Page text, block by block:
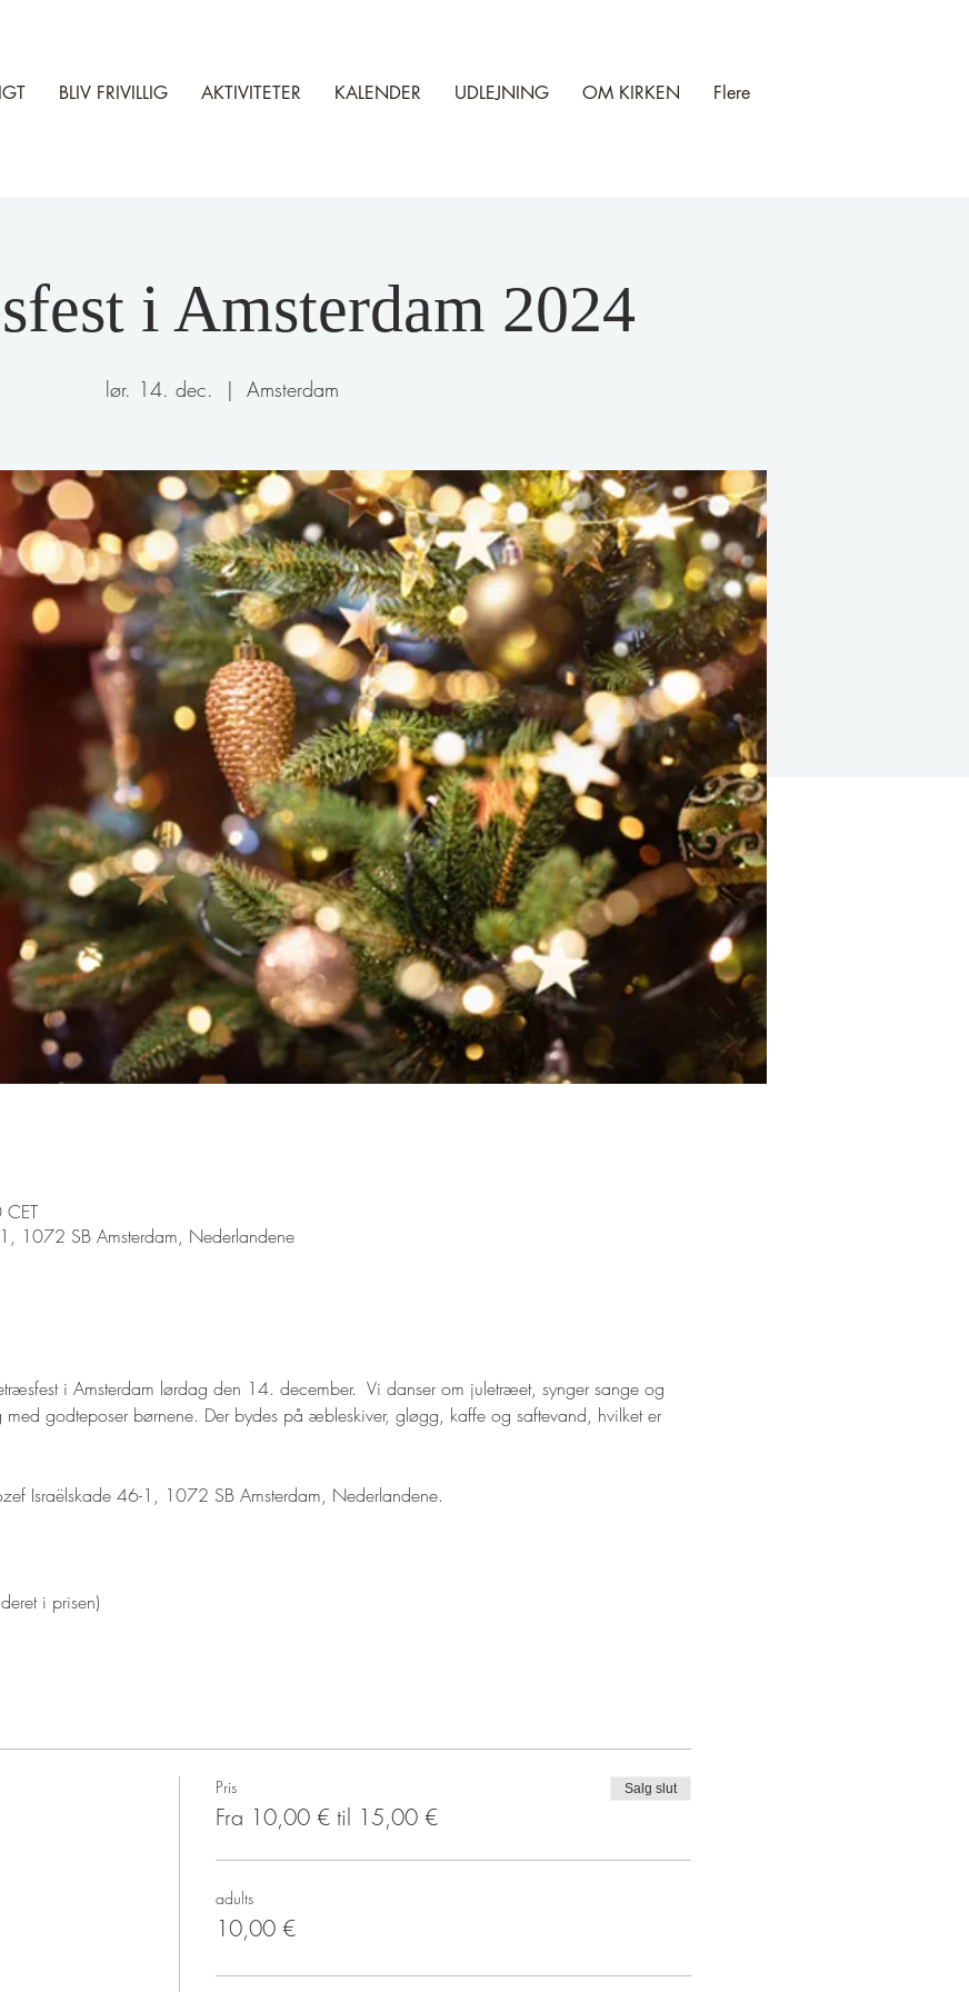
BLIV FRIVILLIG AKTIVITETER KALENDER UDLEJNING OM KIRKEN Flere
i Amsterdam 2024
lør. 14. dec.
  |
Amsterdam
1072 SB Amsterdam, Nederlandene
i Amsterdam lørdag den 14. december.  Vi danser om juletræet, synger sange og
godteposer børnene. Der bydes på æbleskiver, gløgg, kaffe og saftevand, hvilket er
Israëlskade 46-1, 1072 SB Amsterdam, Nederlandene.
i prisen)
Pris
Fra 10,00 € til 15,00 €
Salg slut
adults
10,00 €